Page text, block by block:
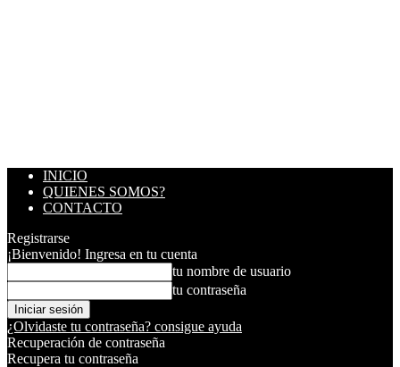
INICIO
QUIENES SOMOS?
CONTACTO
Registrarse
¡Bienvenido! Ingresa en tu cuenta
tu nombre de usuario
tu contraseña
¿Olvidaste tu contraseña? consigue ayuda
Recuperación de contraseña
Recupera tu contraseña